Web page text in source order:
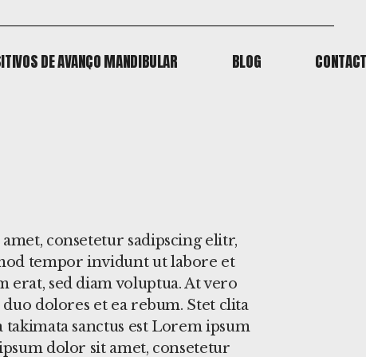
DE AVANÇO MANDIBULAR
BLOG
consetetur sadipscing elitr,
tempor invidunt ut labore et
erat, sed diam voluptua. At vero
duo dolores et ea rebum. Stet clita
takimata sanctus est Lorem ipsum
dolor sit amet, consetetur